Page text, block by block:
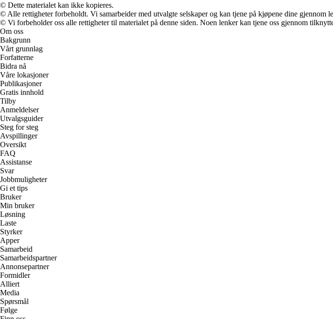
© Dette materialet kan ikke kopieres.
© Alle rettigheter forbeholdt. Vi samarbeider med utvalgte selskaper og kan tjene på kjøpene dine gjennom
© Vi forbeholder oss alle rettigheter til materialet på denne siden. Noen lenker kan tjene oss gjennom
Om oss
Bakgrunn
Vårt grunnlag
Forfatterne
Bidra nå
Våre lokasjoner
Publikasjoner
Gratis innhold
Tilby
Anmeldelser
Utvalgsguider
Steg for steg
Avspillinger
Oversikt
FAQ
Assistanse
Svar
Jobbmuligheter
Gi et tips
Bruker
Min bruker
Løsning
Laste
Styrker
Apper
Samarbeid
Samarbeidspartner
Annonsepartner
Formidler
Alliert
Media
Spørsmål
Følge